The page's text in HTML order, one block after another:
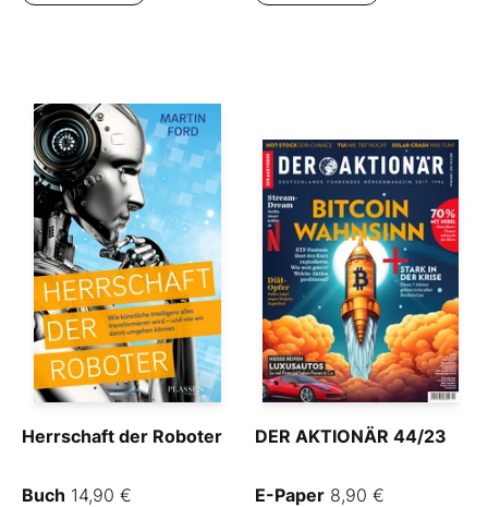
Herrschaft der Roboter
Buch 14,90 €
DER AKTIONÄR 44/23
E-Paper 8,90 €